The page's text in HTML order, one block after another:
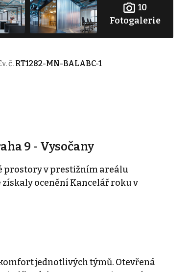
10
Fotogalerie
č. RT1282-MN-BALABC-1
9 - Vysočany
prostory v prestižním areálu
získaly ocenění Kancelář roku v
jednotlivých týmů. Otevřená